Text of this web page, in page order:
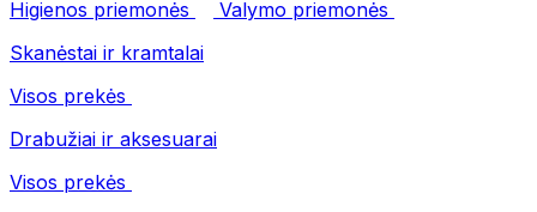
Higienos priemonės
Valymo priemonės
Skanėstai ir kramtalai
Visos prekės
Drabužiai ir aksesuarai
Visos prekės